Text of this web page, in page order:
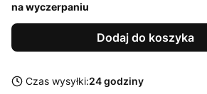
na wyczerpaniu
Dodaj do koszyka
Czas wysyłki:24 godziny